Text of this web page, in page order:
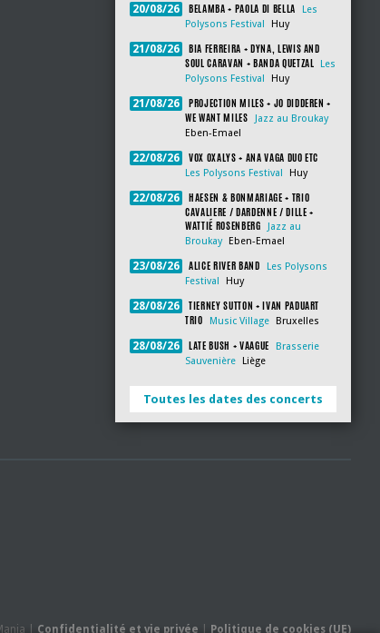
20/08/26 BELAMBA + PAOLA DI BELLA
Les
Polysons Festival
Huy
21/08/26
BIA FERREIRA + DYNA, LEWIS AND
SOUL CARAVAN + BANDA QUETZAL
Les
Polysons Festival
Huy
21/08/26
PROJECTION MILES + JO DIDDEREN +
WE WANT MILES
Jazz au Broukay
Eben-Emael
22/08/26 VOX OXALYS + ANA VAGA DUO ETC
Les Polysons Festival Huy
22/08/26
HAESEN & BONMARIAGE + TRIO
CAVALIERE / DARDENNE / DILLE +
WATTIÉ ROSENBERG
Jazz au
Broukay
Eben-Emael
23/08/26 ALICE RIVER BAND
Les Polysons
Festival
Huy
28/08/26
TIERNEY SUTTON + IVAN PADUART
TRIO
Music Village Bruxelles
28/08/26 LATE BUSH + VAAGUE
Brasserie
Sauvenière
Liège
Toutes les dates des concerts
| Confidentialité et vie privée Politique de cookies (UE)